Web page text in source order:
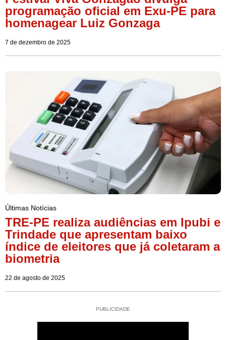
programação oficial em Exu-PE para
homenagear Luiz Gonzaga
7 de dezembro de 2025
Últimas Notícias
TRE-PE realiza audiências em Ipubi e
Trindade que apresentam baixo
índice de eleitores que já coletaram a
biometria
22 de agosto de 2025
PUBLICIDADE